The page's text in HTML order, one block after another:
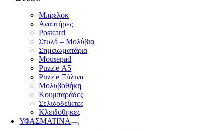
Μπρελοκ
Αναπτήρες
Postcard
Στυλό – Μολύβια
Σημειωματάρια
Mousepad
Puzzle Α5
Puzzle Ξύλινο
Μολυβοθήκη
Κουμπαράδες
Σελιδοδείκτες
Κλειδοθηκες
ΥΦΑΣΜΑΤΙΝΑ